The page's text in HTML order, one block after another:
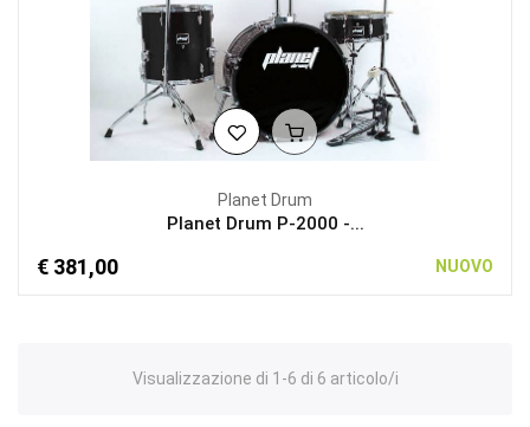
Planet Drum
Planet Drum P-2000 -...
€ 381,00 NUOVO
Visualizzazione di 1-6 di 6 articolo/i